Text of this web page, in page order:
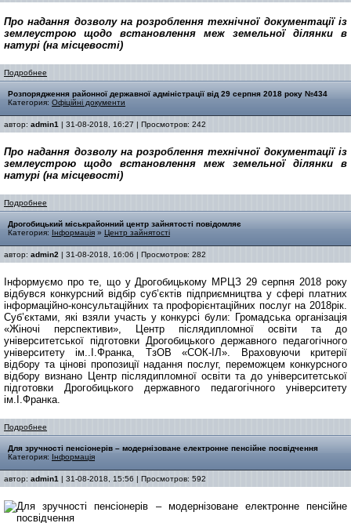
Про надання дозволу на розроблення технічної документації із
землеустрою щодо встановлення меж земельної ділянки в
натурі (на місцевості)
Подробнее
Розпорядження районної державної адміністрації від 29 серпня 2018 року №434
Категория: Офіційні документи
автор: admin1 | 31-08-2018, 16:27 | Просмотров: 242
Про надання дозволу на розроблення технічної документації із
землеустрою щодо встановлення меж земельної ділянки в
натурі (на місцевості)
Подробнее
Дрогобицький міськрайонний центр зайнятості повідомляє
Категория: Інформація » Центр зайнятості
автор: admin2 | 31-08-2018, 16:06 | Просмотров: 282
Інформуємо про те, що у Дрогобицькому МРЦЗ 29 серпня 2018 року
відбувся конкурсний відбір суб’єктів підприємництва у сфері платних
інформаційно-консультаційних та профорієнтаційних послуг на 2018рік.
Суб’єктами, які взяли участь у конкурсі були: Громадська організація
«Жіночі перспективи», Центр післядипломної освіти та до
університетської підготовки Дрогобицького державного педагогічного
університету ім..І.Франка, ТзОВ «СОК-ІЛ». Враховуючи критерії
відбору та цінові пропозиції надання послуг, переможцем конкурсного
відбору визнано Центр післядипломної освіти та до університетської
підготовки Дрогобицького державного педагогічного університету
ім.І.Франка.
Подробнее
Для зручності пенсіонерів – модернізоване електронне пенсійне посвідчення
Категория: Інформація
автор: admin1 | 31-08-2018, 15:56 | Просмотров: 592